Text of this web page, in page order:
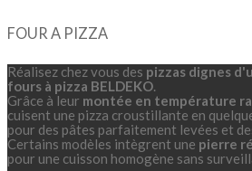
FOUR A PIZZA
Réalisez chez vous des pizzas dignes
fours à pizza BELDEKO
Grâce à leur montée en température
cuisent une pizza croustillante en
pour des pâtes parfaitement levées et
Certains modèles intègrent une pierre
pour une cuisson homogène sans